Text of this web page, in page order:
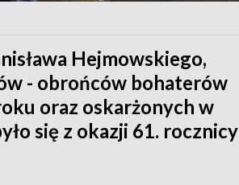
Hejmowskiego,
- obrońców bohaterów
oraz oskarżonych w
się z okazji 61. rocznicy